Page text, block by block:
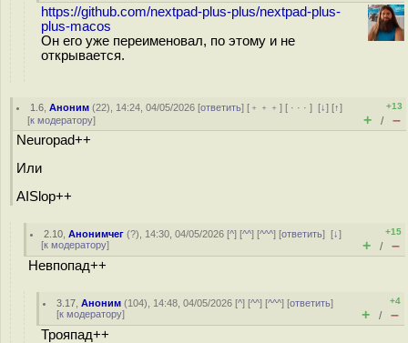
https://github.com/nextpad-plus-plus/nextpad-plus-
plus-macos
Он его уже переименовал, по этому и не
открывается.
1.6 ,Аноним (22), 14:24, 04/05/2026 [ответить] [ ﹢﹢﹢] [ · · ·][↓] [↑]
[к модератору]
+13
+ / –
Neuropad++
Или
AISlop++
2.10 ,Анонимчег (?), 14:30, 04/05/2026 [^] [^^] [^^^] [ответить][↓]
[к модератору]
+15
+ / –
Невпопад++
3.17 ,Аноним (104), 14:48, 04/05/2026 [^] [^^] [^^^] [ответить]
[к модератору]
+4
+ / –
Трояпад++